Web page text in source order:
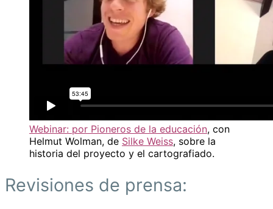
Webinar: por Pioneros de la educación, con
Helmut Wolman, de Silke Weiss, sobre la
historia del proyecto y el cartografiado.
Revisiones de prensa: